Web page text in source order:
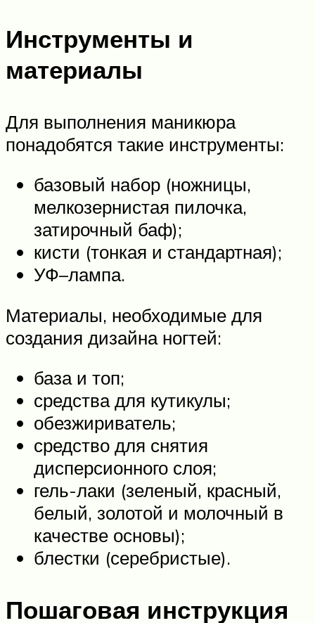
Инструменты и
материалы
Для выполнения маникюра
понадобятся такие инструменты:
базовый набор (ножницы,
мелкозернистая пилочка,
затирочный баф);
кисти (тонкая и стандартная);
УФ–лампа.
Материалы, необходимые для
создания дизайна ногтей:
база и топ;
средства для кутикулы;
обезжириватель;
средство для снятия
дисперсионного слоя;
гель-лаки (зеленый, красный,
белый, золотой и молочный в
качестве основы);
блестки (серебристые).
Пошаговая инструкция